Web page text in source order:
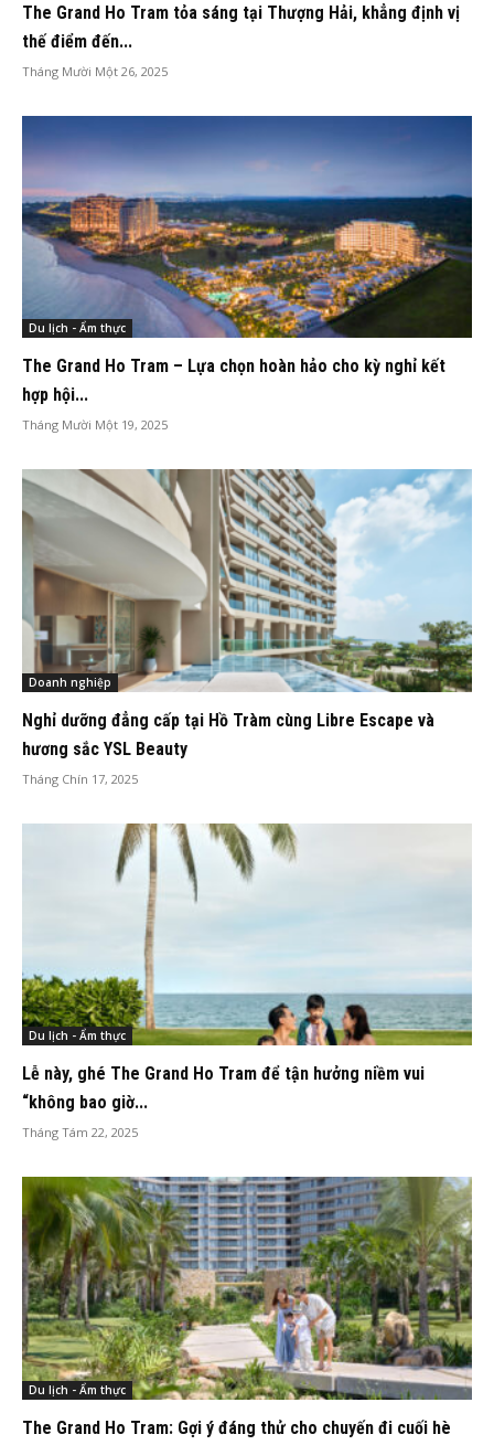
The Grand Ho Tram tỏa sáng tại Thượng Hải, khẳng định vị
thế điểm đến...
Tháng Mười Một 26, 2025
Du lịch - Ẩm thực
The Grand Ho Tram – Lựa chọn hoàn hảo cho kỳ nghỉ kết
hợp hội...
Tháng Mười Một 19, 2025
Doanh nghiệp
Nghỉ dưỡng đẳng cấp tại Hồ Tràm cùng Libre Escape và
hương sắc YSL Beauty
Tháng Chín 17, 2025
Du lịch - Ẩm thực
Lễ này, ghé The Grand Ho Tram để tận hưởng niềm vui
“không bao giờ...
Tháng Tám 22, 2025
Du lịch - Ẩm thực
The Grand Ho Tram: Gợi ý đáng thử cho chuyến đi cuối hè